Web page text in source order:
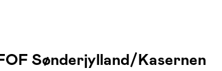
Sønderjylland/Kasernen